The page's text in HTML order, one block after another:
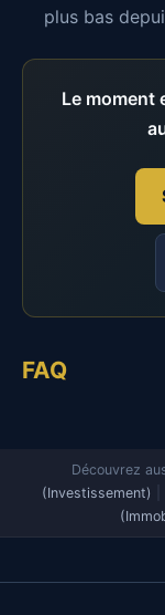
plus bas
Le moment
FAQ
Découvrez
(Investissement)